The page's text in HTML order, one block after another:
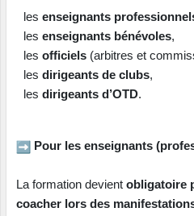
les enseignants
les enseignants bénévoles,
les officiels(arbitres et
les dirigeants de clubs,
les dirigeants d’OTD.
Pour les enseignants
La formation devientobligatoire
coacher lors des